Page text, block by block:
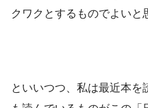
クワクとするものでよいと
といいつつ、私は最近本